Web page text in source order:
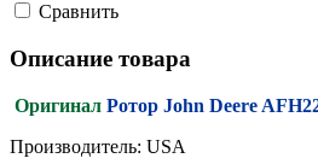
Cравнить
Описание товара
Оригинал Ротор John Deere
Производитель: USA